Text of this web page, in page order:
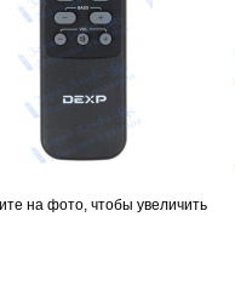
на фото, чтобы увеличить